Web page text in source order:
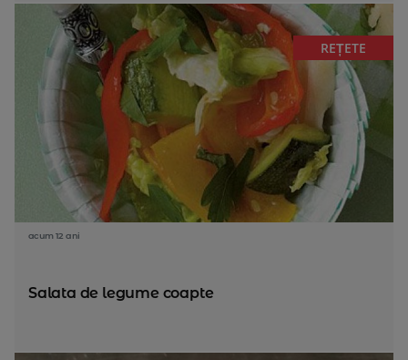
REȚETE
acum 12 ani
Salata de legume coapte